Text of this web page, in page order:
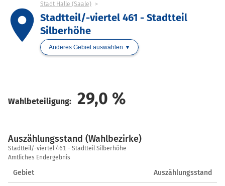
place
Stadt Halle (Saale)
Stadtteil/-viertel 461 - Stadtteil
Silberhöhe
Anderes Gebiet auswählen
Wahlbeteiligung: 29,0 %
Auszählungsstand (Wahlbezirke)
Auszählungsstand
(Wahlbezirke)
Stadtteil/-viertel 461 - Stadtteil Silberhöhe
Amtliches Endergebnis
Gebiet Auszählungsstand